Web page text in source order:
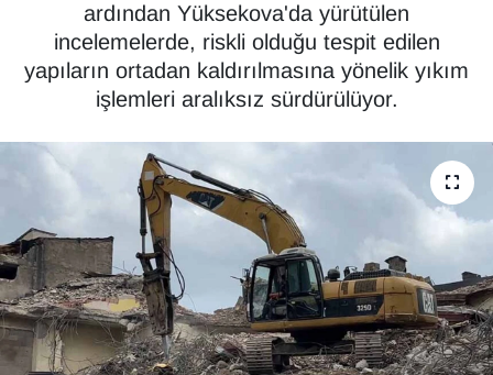
ardından Yüksekova'da yürütülen
incelemelerde, riskli olduğu tespit edilen
yapıların ortadan kaldırılmasına yönelik yıkım
işlemleri aralıksız sürdürülüyor.
ÇEVRE
Deprem
DÜNYA
EĞİTİM
EKONOMİ
Tüm Manşetler
Son Dakika Haberleri